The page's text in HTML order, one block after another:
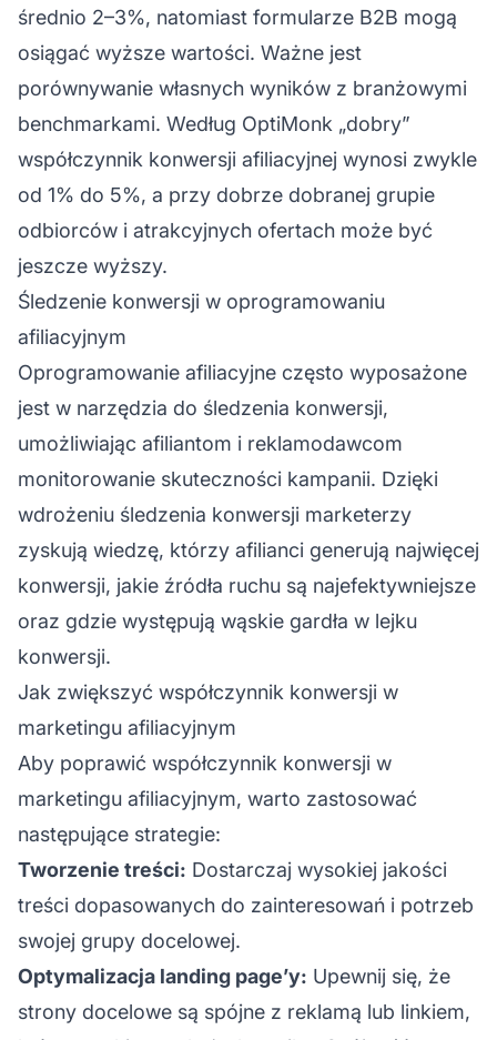
średnio 2–3%, natomiast formularze B2B mogą
osiągać wyższe wartości. Ważne jest
porównywanie własnych wyników z branżowymi
benchmarkami. Według OptiMonk „dobry”
współczynnik konwersji afiliacyjnej wynosi zwykle
od 1% do 5%, a przy dobrze dobranej grupie
odbiorców i atrakcyjnych ofertach może być
jeszcze wyższy.
Śledzenie konwersji w oprogramowaniu
afiliacyjnym
Oprogramowanie afiliacyjne często wyposażone
jest w narzędzia do śledzenia konwersji,
umożliwiając afiliantom i reklamodawcom
monitorowanie skuteczności kampanii. Dzięki
wdrożeniu śledzenia konwersji marketerzy
zyskują wiedzę, którzy afilianci generują najwięcej
konwersji, jakie źródła ruchu są najefektywniejsze
oraz gdzie występują wąskie gardła w lejku
konwersji.
Jak zwiększyć współczynnik konwersji w
marketingu afiliacyjnym
Aby poprawić współczynnik konwersji w
marketingu afiliacyjnym, warto zastosować
następujące strategie:
Tworzenie treści: Dostarczaj wysokiej jakości
treści dopasowanych do zainteresowań i potrzeb
swojej grupy docelowej.
Optymalizacja landing page’y: Upewnij się, że
strony docelowe są spójne z reklamą lub linkiem,